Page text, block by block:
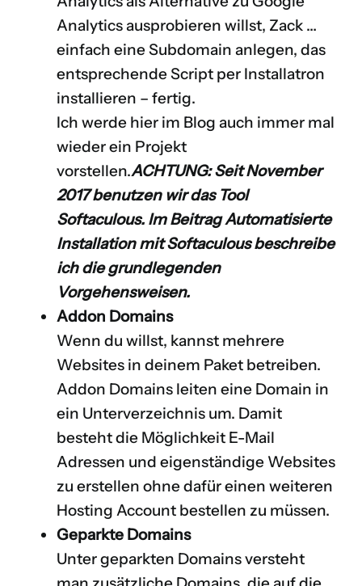
Analytics ausprobieren willst, Zack …
einfach eine Subdomain anlegen, das
entsprechende Script per Installatron
installieren – fertig.
Ich werde hier im Blog auch immer mal
wieder ein Projekt
vorstellen.ACHTUNG: Seit November
2017 benutzen wir das Tool
Softaculous. Im BeitragAutomatisierte
Installation mit Softaculousbeschreibe
ich die grundlegenden
Vorgehensweisen.
Addon Domains
Wenn du willst, kannst mehrere
Websites in deinem Paket betreiben.
Addon Domains leiten eine Domain in
ein Unterverzeichnis um. Damit
besteht die Möglichkeit E-Mail
Adressen und eigenständige Websites
zu erstellen ohne dafür einen weiteren
Hosting Account bestellen zu müssen.
Geparkte Domains
Unter geparkten Domains versteht